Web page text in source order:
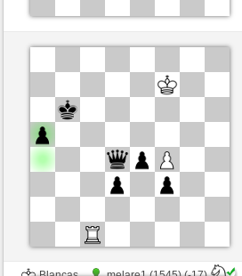
Negras
melare1 (1528) (-15)
Tiempo: 8 minutes/side + 5 seconds/move
Esta partida es por puntos